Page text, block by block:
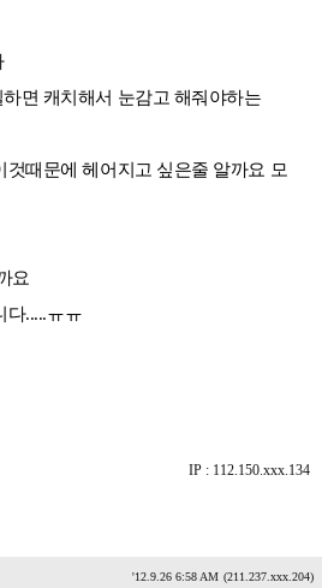
면 캐치해서 눈감고 해줘야하는
것때문에 헤어지고 싶은줄 알까요 모
요
다.....ㅠㅠ
IP : 112.150.xxx.134
'12.9.26 6:58 AM (211.237.xxx.204)